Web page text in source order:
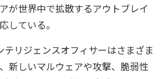
が世界中で拡散するアウトブレイ
している。
リジェンスオフィサーはさまざま
新しいマルウェアや攻撃、脆弱性